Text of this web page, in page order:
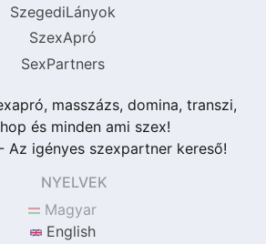
SzegediLányok
SzexApró
SexPartners
masszázs, domina, transzi,
és minden ami szex!
Az igényes szexpartner kereső!
NYELVEK
Magyar
English